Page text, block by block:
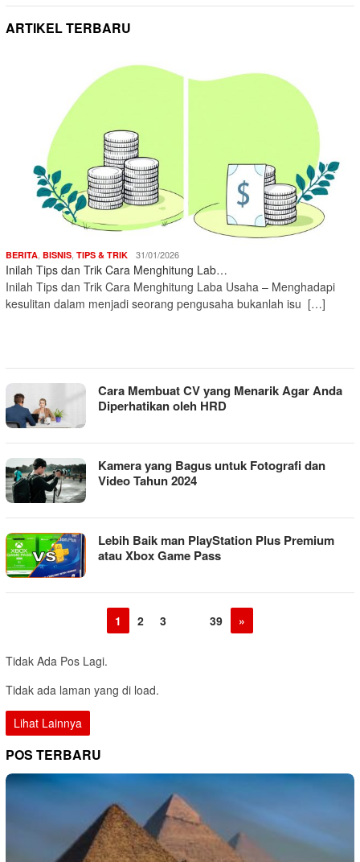
ARTIKEL TERBARU
BERITA BISNIS TIPS & TRIK 31/01/2026
Inilah Tips dan Trik Cara Menghitung Lab…
Inilah Tips dan Trik Cara Menghitung Laba Usaha – Menghadapi
kesulitan dalam menjadi seorang pengusaha bukanlah isu […]
Cara Membuat CV yang Menarik Agar Anda
Diperhatikan oleh HRD
Kamera yang Bagus untuk Fotografi dan
Video Tahun 2024
Lebih Baik man PlayStation Plus Premium
atau Xbox Game Pass
1 2 3 39 »
Tidak Ada Pos Lagi.
Tidak ada laman yang di load.
Lihat Lainnya
POS TERBARU